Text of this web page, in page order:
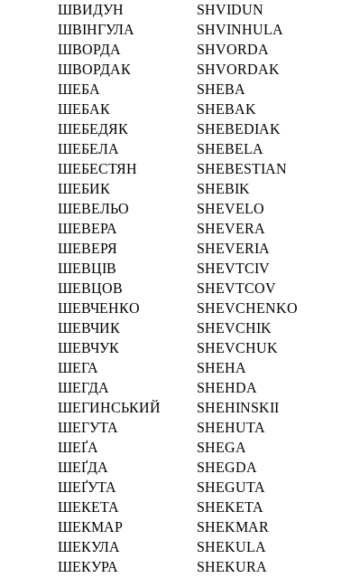
ШВИДУН
SHVIDUN
ШВІНГУЛА
SHVІNHULA
ШВОРДА
SHVORDA
ШВОРДАК
SHVORDAK
ШЕБА
SHEBA
ШЕБАК
SHEBAK
ШЕБЕДЯК
SHEBEDIAK
ШЕБЕЛА
SHEBELA
ШЕБЕСТЯН
SHEBESTIAN
ШЕБИК
SHEBIK
ШЕВЕЛЬО
SHEVELO
ШЕВЕРА
SHEVERA
ШЕВЕРЯ
SHEVERIA
ШЕВЦІВ
SHEVTCІV
ШЕВЦОВ
SHEVTCOV
ШЕВЧЕНКО
SHEVCHENKO
ШЕВЧИК
SHEVCHIK
ШЕВЧУК
SHEVCHUK
ШЕГА
SHEHA
ШЕГДА
SHEHDA
ШЕГИНСЬКИЙ
SHEHINSKII
ШЕГУТА
SHEHUTA
ШЕҐА
SHEGA
ШЕҐДА
SHEGDA
ШЕҐУТА
SHEGUTA
ШЕКЕТА
SHEKETA
ШЕКМАР
SHEKMAR
ШЕКУЛА
SHEKULA
ШЕКУРА
SHEKURA